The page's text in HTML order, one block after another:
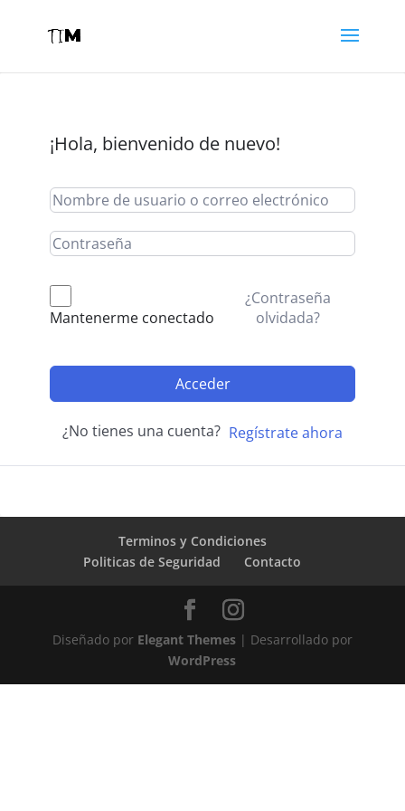
¡Hola, bienvenido de nuevo!
Mantenerme conectado
¿Contraseña
olvidada?
Acceder
¿No tienes una cuenta? Regístrate ahora
Terminos y Condiciones
Politicas de Seguridad
Contacto
Diseñado por Elegant Themes| Desarrollado por
WordPress